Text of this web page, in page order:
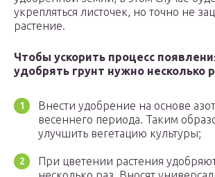
укрепляться листочек, но точно не
растение.
Чтобы ускорить процесс
удобрять грунт нужно несколько
Внести удобрение на основе
весеннего периода. Таким
улучшить вегетацию культуры;
При цветении растения